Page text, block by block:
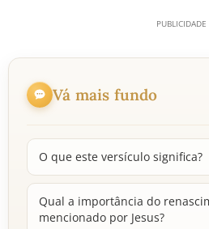
Vá mais fundo
O que este versículo significa?
Qual a importância do
mencionado por Jesus?